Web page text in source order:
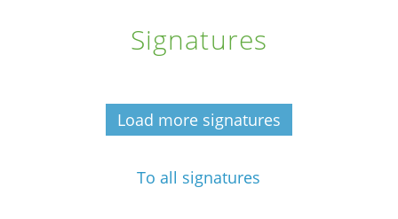
Signatures
Load more signatures
To all signatures